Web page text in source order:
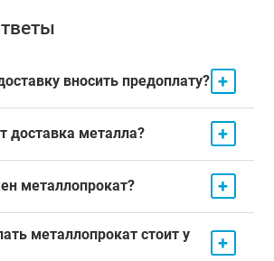
вносить предоплату? +
доставка металла? +
металлопрокат? +
металлопрокат стоит у
+